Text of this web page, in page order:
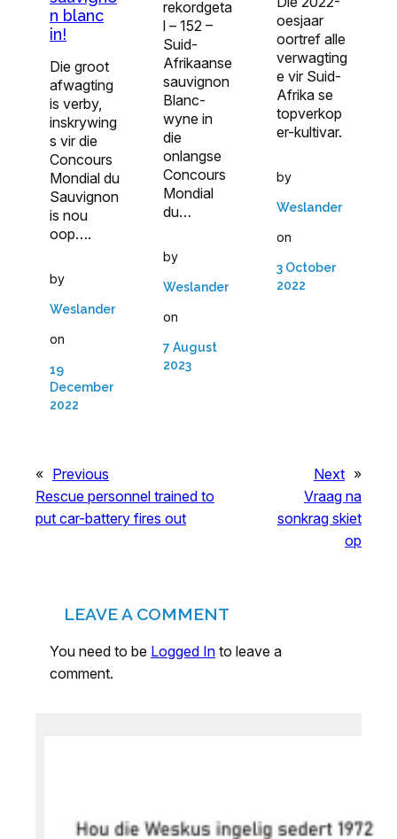
n blanc
in!
Die groot
afwagting
is verby,
inskrywing
s vir die
Concours
Mondial du
Sauvignon
is nou
oop….
by
Weslander
on
19
December
2022
rekordgeta
l – 152 –
Suid-
Afrikaanse
sauvignon
Blanc-
wyne in
die
onlangse
Concours
Mondial
du…
by
Weslander
on
7 August
2023
oesjaar
oortref alle
verwagting
e vir Suid-
Afrika se
topverkop
er-kultivar.
by
Weslander
on
3 October
2022
« Previous
Rescue personnel trained to
put car-battery fires out
Next »
Vraag na
sonkrag skiet
op
LEAVE A COMMENT
You need to be Logged In to leave a
comment.